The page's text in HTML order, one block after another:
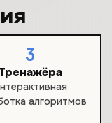
3
алгоритмов